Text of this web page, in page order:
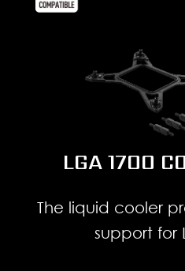
LGA 1700
The liquid cooler
support for